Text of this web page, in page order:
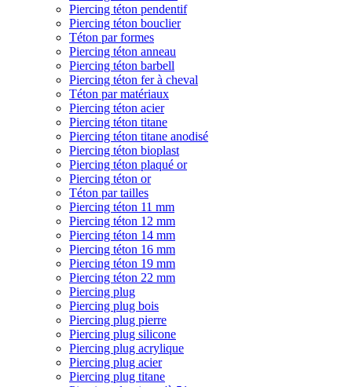
Piercing téton pendentif
Piercing téton bouclier
Téton par formes
Piercing téton anneau
Piercing téton barbell
Piercing téton fer à cheval
Téton par matériaux
Piercing téton acier
Piercing téton titane
Piercing téton titane anodisé
Piercing téton bioplast
Piercing téton plaqué or
Piercing téton or
Téton par tailles
Piercing téton 11 mm
Piercing téton 12 mm
Piercing téton 14 mm
Piercing téton 16 mm
Piercing téton 19 mm
Piercing téton 22 mm
Piercing plug
Piercing plug bois
Piercing plug pierre
Piercing plug silicone
Piercing plug acrylique
Piercing plug acier
Piercing plug titane